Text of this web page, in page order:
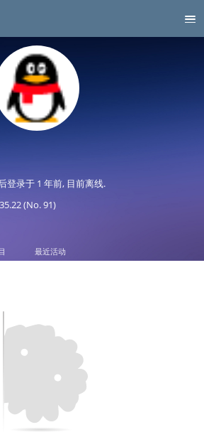
登录于 1 年前, 目前离线.
(No. 91)
最近活动